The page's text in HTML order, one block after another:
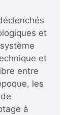
et
et
entre
les
à